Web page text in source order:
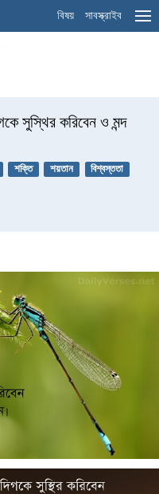
বিষয় সাবস্ক্রাইব
সুস্থির করিবেন ও মন্দ
শক্তি শয়তান
বিশ্বস্ততা